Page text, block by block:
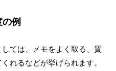
例
ては、メモをよく取る、質
れるなどが挙げられます。